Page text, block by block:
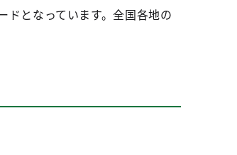
ドとなっています。全国各地の